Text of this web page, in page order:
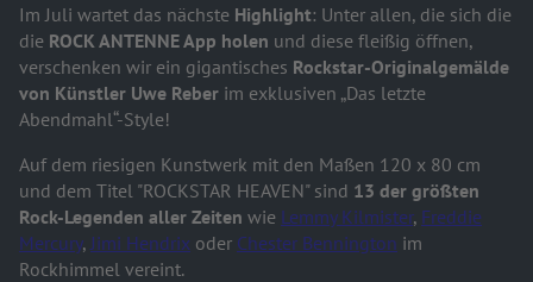
Im Juli wartet das nächste Highlight: Unter allen, die sich die
die ROCK ANTENNE App holen und diese fleißig öffnen,
verschenken wir ein gigantisches Rockstar-Originalgemälde
von Künstler Uwe Reber im exklusiven „Das letzte
Abendmahl“-Style!
Auf dem riesigen Kunstwerk mit den Maßen 120 x 80 cm
und dem Titel "ROCKSTAR HEAVEN" sind 13 der größten
Rock-Legenden aller Zeiten wie Lemmy Kilmister, Freddie
Mercury, Jimi Hendrix oder Chester Bennington im
Rockhimmel vereint.